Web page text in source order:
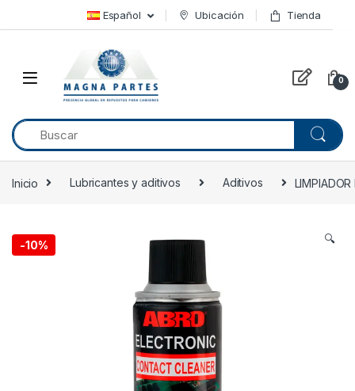
Skip to navigation Español Ubicación Tienda
0
Inicio Lubricantes y aditivos Aditivos
-10% 🔍